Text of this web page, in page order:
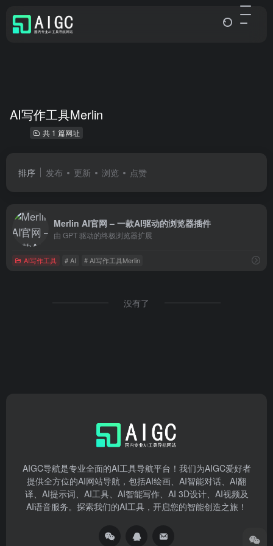
AI写作工具Merlin
共 1 篇网址
排序 发布 更新 浏览 点赞
Merlin AI官网 – 一款AI驱动的浏览器插件
由 GPT 驱动的终极浏览器扩展
AI写作工具 # AI # AI写作工具Merlin
没有了
AIGC导航是专业全面的AI工具导航平台！我们为AIGC爱好者
提供全方位的AI网站导航，包括AI绘画、AI智能对话、AI翻
译、AI提示词、AI工具、AI智能写作、AI 3D设计、AI视频及
AI语音服务。探索我们的AI工具，开启您的智能创造之旅！